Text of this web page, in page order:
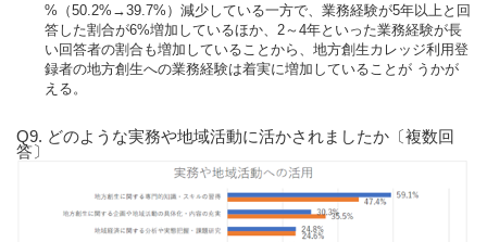
%（50.2%→39.7%）減少している一方で、業務経験が5年以上と回
答した割合が6%増加しているほか、2～4年といった業務経験が長
い回答者の割合も増加していることから、地方創生カレッジ利用登
録者の地方創生への業務経験は着実に増加していることが うかが
える。
Q9. どのような実務や地域活動に活かされましたか〔複数回
答〕